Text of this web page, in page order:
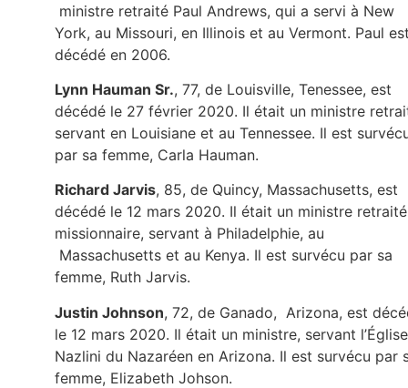
ministre retraité Paul Andrews, qui a servi à New
York, au Missouri, en Illinois et au Vermont. Paul
décédé en 2006.
Lynn Hauman Sr., 77, de Louisville, Tenessee, est
décédé le 27 février 2020. Il était un ministre
servant en Louisiane et au Tennessee. Il est
par sa femme, Carla Hauman.
Richard Jarvis, 85, de Quincy, Massachusetts, est
décédé le 12 mars 2020. Il était un ministre
missionnaire, servant à Philadelphie, au
Massachusetts et au Kenya. Il est survécu par sa
femme, Ruth Jarvis.
Justin Johnson, 72, de Ganado, Arizona, est
le 12 mars 2020. Il était un ministre, servant l’Église
Nazlini du Nazaréen en Arizona. Il est survécu par
femme, Elizabeth Johson.